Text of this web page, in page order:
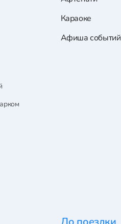
Караоке
Афиша событий